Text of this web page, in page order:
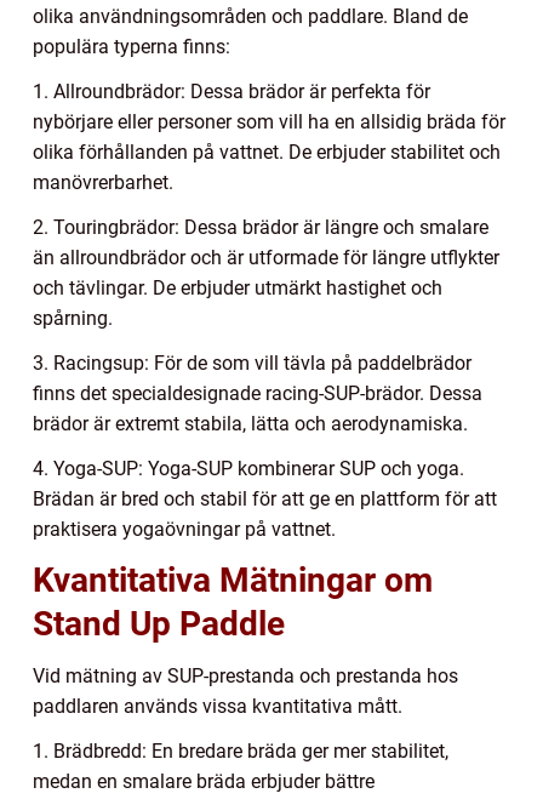
olika användningsområden och paddlare. Bland de
populära typerna finns:
1. Allroundbrädor: Dessa brädor är perfekta för
nybörjare eller personer som vill ha en allsidig bräda för
olika förhållanden på vattnet. De erbjuder stabilitet och
manövrerbarhet.
2. Touringbrädor: Dessa brädor är längre och smalare
än allroundbrädor och är utformade för längre utflykter
och tävlingar. De erbjuder utmärkt hastighet och
spårning.
3. Racingsup: För de som vill tävla på paddelbrädor
finns det specialdesignade racing-SUP-brädor. Dessa
brädor är extremt stabila, lätta och aerodynamiska.
4. Yoga-SUP: Yoga-SUP kombinerar SUP och yoga.
Brädan är bred och stabil för att ge en plattform för att
praktisera yogaövningar på vattnet.
Kvantitativa Mätningar om
Stand Up Paddle
Vid mätning av SUP-prestanda och prestanda hos
paddlaren används vissa kvantitativa mått.
1. Brädbredd: En bredare bräda ger mer stabilitet,
medan en smalare bräda erbjuder bättre